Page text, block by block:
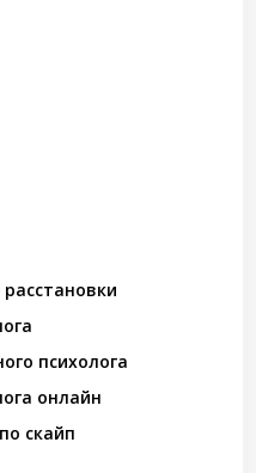
психолога
онлайн
скайп